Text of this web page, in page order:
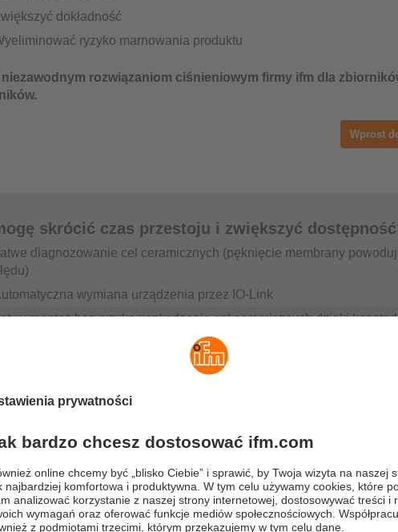
dokładność
ryzyko marnowania produktu
rozwiązaniom ciśnieniowym firmy ifm dla
Wprost
skrócić czas przestoju i zwiększyć
diagnozowanie cel ceramicznych (pęknięcie membrany
wymiana urządzenia przez IO-Link
montaż bez ryzyka uszkadzania cel ceramicznych dzięki
Wyższa trwałość cel ceramicznych w porównaniu z membraną metalową
poprawić efektywność mojego procesu?
odczyt pustego zbiornika dzięki stabilnemu pomiarowi zera
kompensacja temperatury, która umożliwia krótsze cykle
czasy cyklu (np. w procesach CIP/SIP)